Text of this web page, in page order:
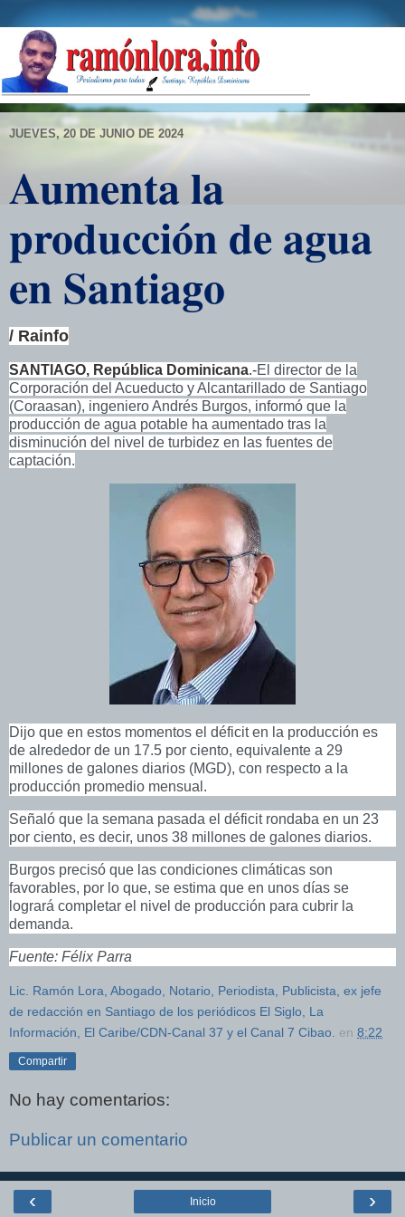
JUEVES, 20 DE JUNIO DE 2024
Aumenta la
producción de agua
en Santiago
/ Rainfo
SANTIAGO, República Dominicana.-El director de la
Corporación del Acueducto y Alcantarillado de Santiago
(Coraasan), ingeniero Andrés Burgos, informó que la
producción de agua potable ha aumentado tras la
disminución del nivel de turbidez en las fuentes de
captación.
Dijo que en estos momentos el déficit en la producción es
de alrededor de un 17.5 por ciento, equivalente a 29
millones de galones diarios (MGD), con respecto a la
producción promedio mensual.
Señaló que la semana pasada el déficit rondaba en un 23
por ciento, es decir, unos 38 millones de galones diarios.
Burgos precisó que las condiciones climáticas son
favorables, por lo que, se estima que en unos días se
logrará completar el nivel de producción para cubrir la
demanda.
Fuente: Félix Parra
Lic. Ramón Lora, Abogado, Notario, Periodista, Publicista, ex jefe
de redacción en Santiago de los periódicos El Siglo, La
Información, El Caribe/CDN-Canal 37 y el Canal 7 Cibao. en 8:22
Compartir
No hay comentarios:
Publicar un comentario
‹ ›
Inicio